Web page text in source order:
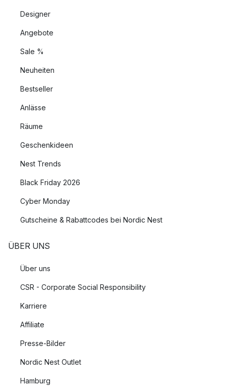
Designer
Angebote
Sale %
Neuheiten
Bestseller
Anlässe
Räume
Geschenkideen
Nest Trends
Black Friday 2026
Cyber Monday
Gutscheine & Rabattcodes bei Nordic Nest
ÜBER UNS
Über uns
CSR - Corporate Social Responsibility
Karriere
Affiliate
Presse-Bilder
Nordic Nest Outlet
Hamburg